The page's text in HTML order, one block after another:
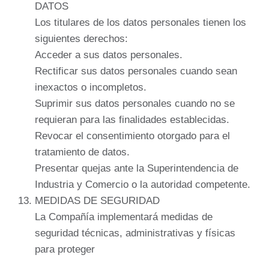
DATOS
Los titulares de los datos personales tienen los
siguientes derechos:
Acceder a sus datos personales.
Rectificar sus datos personales cuando sean
inexactos o incompletos.
Suprimir sus datos personales cuando no se
requieran para las finalidades establecidas.
Revocar el consentimiento otorgado para el
tratamiento de datos.
Presentar quejas ante la Superintendencia de
Industria y Comercio o la autoridad competente.
MEDIDAS DE SEGURIDAD
La Compañía implementará medidas de
seguridad técnicas, administrativas y físicas
para proteger